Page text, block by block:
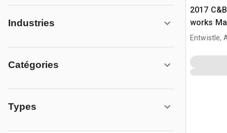
Industries
Catégories
Types
2017
works
Entwistle,